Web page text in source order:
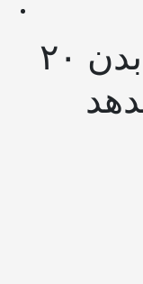
۲۰ غذا که متابولیسم بدن